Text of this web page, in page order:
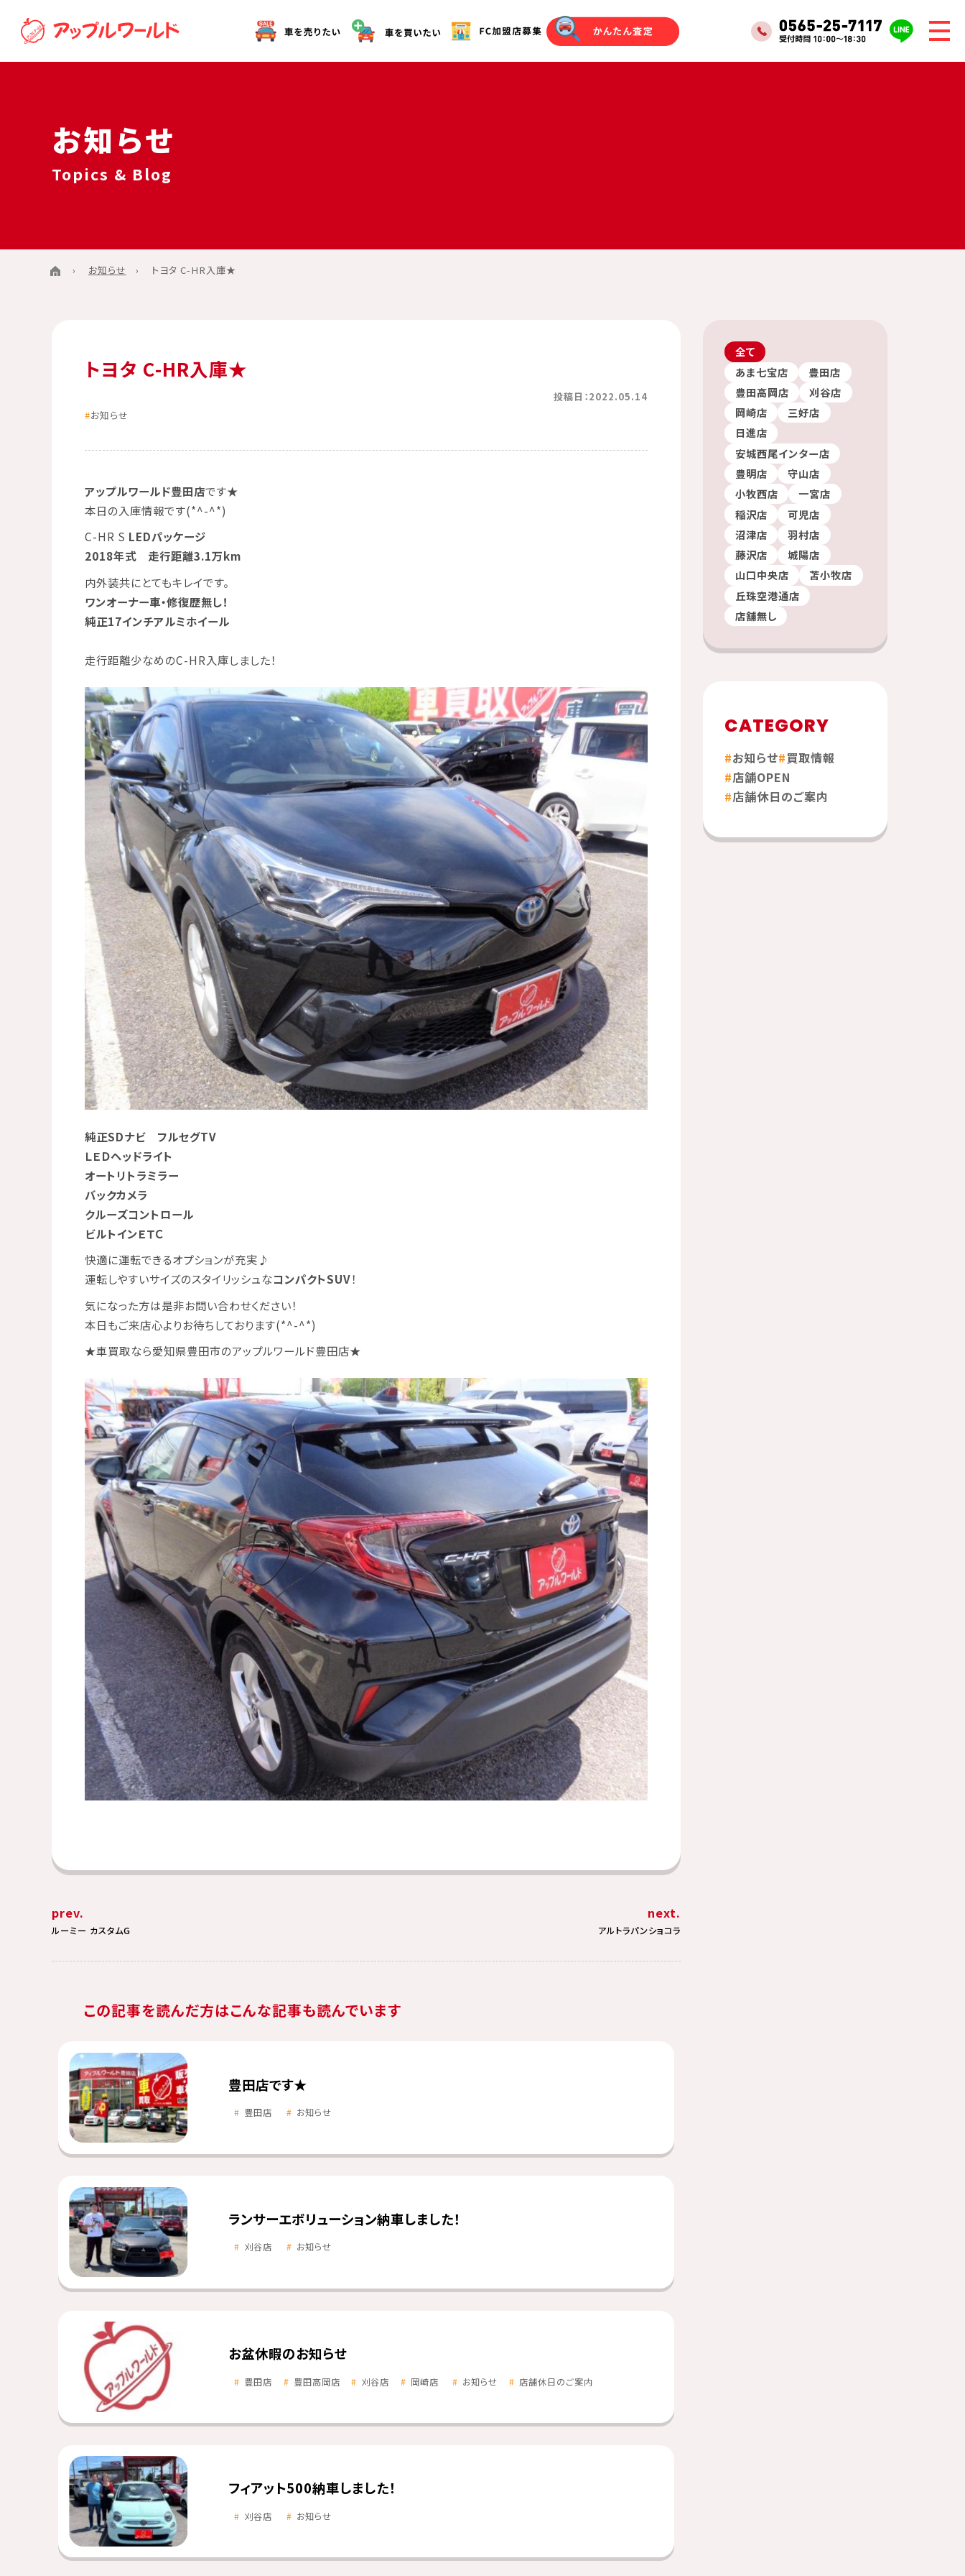
お知らせ
Topics & Blog
お知らせ トヨタ C-HR入庫★
トヨタ C-HR入庫★
投稿日：2022.05.14
お知らせ
アップルワールド豊田店です★
本日の入庫情報です(*^-^*)
C-HR S LEDパッケージ
2018年式 走行距離3.1万km
内外装共にとてもキレイです。
ワンオーナー車・修復歴無し！
純正17インチアルミホイール
走行距離少なめのC-HR入庫しました！
純正SDナビ フルセグTV
ＬＥＤヘッドライト
オートリトラミラー
バックカメラ
クルーズコントロール
ビルトインＥＴＣ
快適に運転できるオプションが充実♪
運転しやすいサイズのスタイリッシュなコンパクトSUV！
気になった方は是非お問い合わせください！
本日もご来店心よりお待ちしております(*^-^*)
★車買取なら愛知県豊田市のアップルワールド豊田店★
prev.
ルーミー カスタムG
next.
アルトラパンショコラ
この記事を読んだ方はこんな記事も読んでいます
豊田店です★
豊田店 お知らせ
ランサーエボリューション納車しました！
刈谷店 お知らせ
お盆休暇のお知らせ
豊田店 豊田高岡店 刈谷店 岡崎店 お知らせ 店舗休日のご案内
フィアット500納車しました！
刈谷店 お知らせ
全て
あま七宝店
豊田店
豊田高岡店
刈谷店
岡崎店
三好店
日進店
安城西尾インター店
豊明店
守山店
小牧西店
一宮店
稲沢店
可児店
沼津店
羽村店
藤沢店
城陽店
山口中央店
苫小牧店
丘珠空港通店
店舗無し
CATEGORY
お知らせ 買取情報
店舗OPEN
店舗休日のご案内